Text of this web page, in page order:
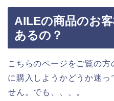
AILEの商品のお
あるの？
こちらのページをご覧の
に購入しようかどうか迷っ
せん。でも、、、。